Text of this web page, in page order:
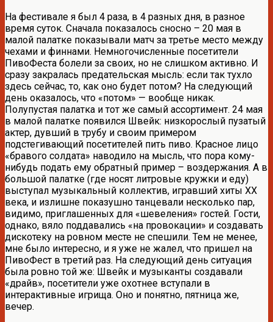
На фестивале я был 4 раза, в 4 разных дня, в разное
время суток. Сначала показалось сносно – 20 мая в
малой палатке показывали матч за третье место между
чехами и финнами. Немногочисленные посетители
ПивоФеста болели за своих, но не слишком активно. И
сразу закралась предательская мысль: если так тухло
здесь сейчас, то, как оно будет потом? На следующий
день оказалось, что «потом» — вообще никак.
Полупустая палатка и тот же самый ассортимент. 24 мая
в малой палатке появился Швейк: низкорослый пузатый
актер, дувший в трубу и своим примером
подстегивающий посетителей пить пиво. Красное лицо
«бравого солдата» наводило на мысль, что пора кому-
нибудь подать ему обратный пример – воздержания. А в
большой палатке (где носят литровые кружки и еду)
выступал музыкальный коллектив, игравший хиты XX
века, и излишне показушно танцевали несколько пар,
видимо, приглашенных для «шевеления» гостей. Гости,
однако, вяло поддавались «на провокации» и создавать
дискотеку на ровном месте не спешили. Тем не менее,
мне было интересно, и я уже не жалел, что пришел на
ПивоФест в третий раз. На следующий день ситуация
была ровно той же: Швейк и музыканты создавали
«драйв», посетители уже охотнее вступали в
интерактивные игрища. Оно и понятно, пятница же,
вечер.